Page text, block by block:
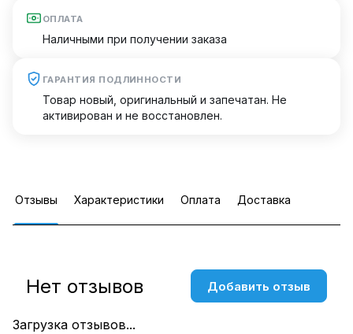
ОПЛАТА
Наличными при получении заказа
ГАРАНТИЯ ПОДЛИННОСТИ
Товар новый, оригинальный и запечатан. Не
активирован и не восстановлен.
Отзывы Характеристики Оплата Доставка
Загрузка отзывов...
Нет отзывов Добавить отзыв